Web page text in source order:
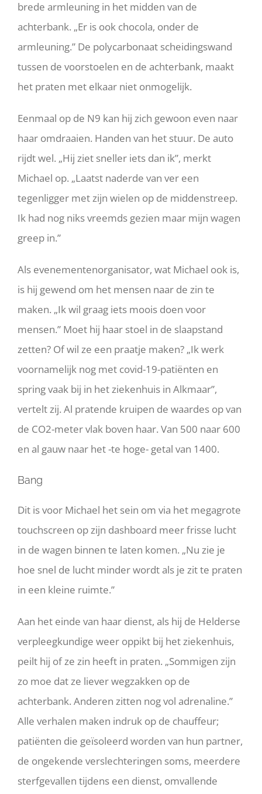
brede armleuning in het midden van de
achterbank. „Er is ook chocola, onder de
armleuning.” De polycarbonaat scheidingswand
tussen de voorstoelen en de achterbank, maakt
het praten met elkaar niet onmogelijk.
Eenmaal op de N9 kan hij zich gewoon even naar
haar omdraaien. Handen van het stuur. De auto
rijdt wel. „Hij ziet sneller iets dan ik”, merkt
Michael op. „Laatst naderde van ver een
tegenligger met zijn wielen op de middenstreep.
Ik had nog niks vreemds gezien maar mijn wagen
greep in.”
Als evenementenorganisator, wat Michael ook is,
is hij gewend om het mensen naar de zin te
maken. „Ik wil graag iets moois doen voor
mensen.” Moet hij haar stoel in de slaapstand
zetten? Of wil ze een praatje maken? „Ik werk
voornamelijk nog met covid-19-patiënten en
spring vaak bij in het ziekenhuis in Alkmaar”,
vertelt zij. Al pratende kruipen de waardes op van
de CO2-meter vlak boven haar. Van 500 naar 600
en al gauw naar het -te hoge- getal van 1400.
Bang
Dit is voor Michael het sein om via het megagrote
touchscreen op zijn dashboard meer frisse lucht
in de wagen binnen te laten komen. „Nu zie je
hoe snel de lucht minder wordt als je zit te praten
in een kleine ruimte.”
Aan het einde van haar dienst, als hij de Helderse
verpleegkundige weer oppikt bij het ziekenhuis,
peilt hij of ze zin heeft in praten. „Sommigen zijn
zo moe dat ze liever wegzakken op de
achterbank. Anderen zitten nog vol adrenaline.”
Alle verhalen maken indruk op de chauffeur;
patiënten die geïsoleerd worden van hun partner,
de ongekende verslechteringen soms, meerdere
sterfgevallen tijdens een dienst, omvallende